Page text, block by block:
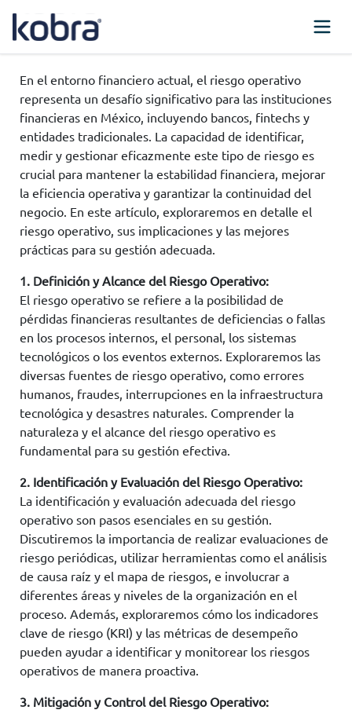
En el entorno financiero actual, el riesgo operativo
representa un desafío significativo para las instituciones
financieras en México, incluyendo bancos, fintechs y
entidades tradicionales. La capacidad de identificar,
medir y gestionar eficazmente este tipo de riesgo es
crucial para mantener la estabilidad financiera, mejorar
la eficiencia operativa y garantizar la continuidad del
negocio. En este artículo, exploraremos en detalle el
riesgo operativo, sus implicaciones y las mejores
prácticas para su gestión adecuada.
1. Definición y Alcance del Riesgo Operativo:
El riesgo operativo se refiere a la posibilidad de
pérdidas financieras resultantes de deficiencias o fallas
en los procesos internos, el personal, los sistemas
tecnológicos o los eventos externos. Exploraremos las
diversas fuentes de riesgo operativo, como errores
humanos, fraudes, interrupciones en la infraestructura
tecnológica y desastres naturales. Comprender la
naturaleza y el alcance del riesgo operativo es
fundamental para su gestión efectiva.
2. Identificación y Evaluación del Riesgo Operativo:
La identificación y evaluación adecuada del riesgo
operativo son pasos esenciales en su gestión.
Discutiremos la importancia de realizar evaluaciones de
riesgo periódicas, utilizar herramientas como el análisis
de causa raíz y el mapa de riesgos, e involucrar a
diferentes áreas y niveles de la organización en el
proceso. Además, exploraremos cómo los indicadores
clave de riesgo (KRI) y las métricas de desempeño
pueden ayudar a identificar y monitorear los riesgos
operativos de manera proactiva.
3. Mitigación y Control del Riesgo Operativo: